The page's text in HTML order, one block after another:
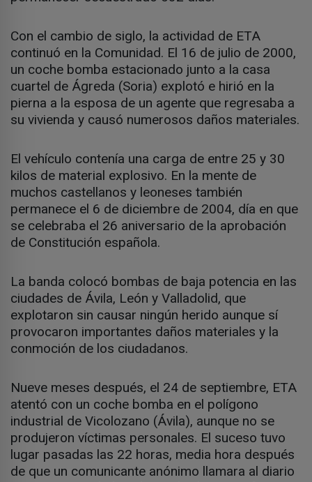
Con el cambio de siglo, la actividad de ETA
continuó en la Comunidad. El 16 de julio de 2000,
un coche bomba estacionado junto a la casa
cuartel de Ágreda (Soria) explotó e hirió en la
pierna a la esposa de un agente que regresaba a
su vivienda y causó numerosos daños materiales.
El vehículo contenía una carga de entre 25 y 30
kilos de material explosivo. En la mente de
muchos castellanos y leoneses también
permanece el 6 de diciembre de 2004, día en que
se celebraba el 26 aniversario de la aprobación
de Constitución española.
La banda colocó bombas de baja potencia en las
ciudades de Ávila, León y Valladolid, que
explotaron sin causar ningún herido aunque sí
provocaron importantes daños materiales y la
conmoción de los ciudadanos.
Nueve meses después, el 24 de septiembre, ETA
atentó con un coche bomba en el polígono
industrial de Vicolozano (Ávila), aunque no se
produjeron víctimas personales. El suceso tuvo
lugar pasadas las 22 horas, media hora después
de que un comunicante anónimo llamara al diario